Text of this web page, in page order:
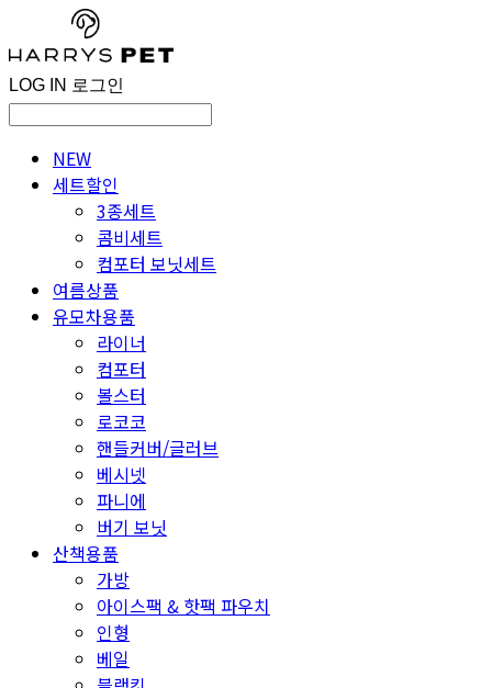
LOG IN 로그인
NEW
세트할인
3종세트
콤비세트
컴포터 보닛세트
여름상품
유모차용품
라이너
컴포터
볼스터
로코코
핸들커버/글러브
베시넷
파니에
버기 보닛
산책용품
가방
아이스팩 & 핫팩 파우치
인형
베일